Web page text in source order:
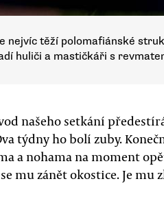
nejvíc těží polomafiánské
huliči a mastičkáři s
našeho setkání
týdny ho bolí zuby.
a nohama na moment
mu zánět okostice. Je mu